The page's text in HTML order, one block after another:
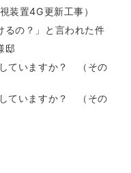
装置4G更新工事）
るの？」と言われた件
邸
ていますか？ （その
ていますか？ （その